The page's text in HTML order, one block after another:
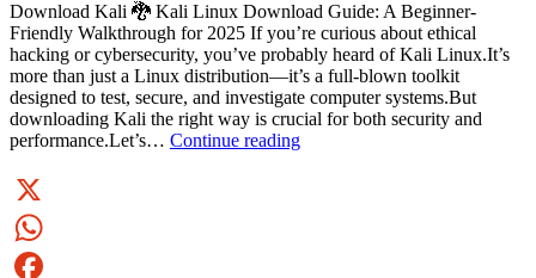
Download Kali 🐉 Kali Linux Download Guide: A Beginner-
Friendly Walkthrough for 2025 If you’re curious about ethical
hacking or cybersecurity, you’ve probably heard of Kali Linux.It’s
more than just a Linux distribution—it’s a full-blown toolkit
designed to test, secure, and investigate computer systems.But
downloading Kali the right way is crucial for both security and
performance.Let’s… Continue readingKali
X
WhatsApp